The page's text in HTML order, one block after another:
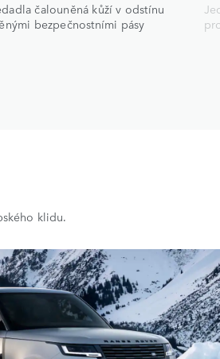
čalouněná kůží v odstínu
bezpečnostními pásy
klidu.